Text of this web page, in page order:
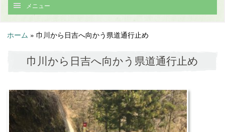
メニュー
ホーム » 巾川から日吉へ向かう県道通行止め
巾川から日吉へ向かう県道通行止め